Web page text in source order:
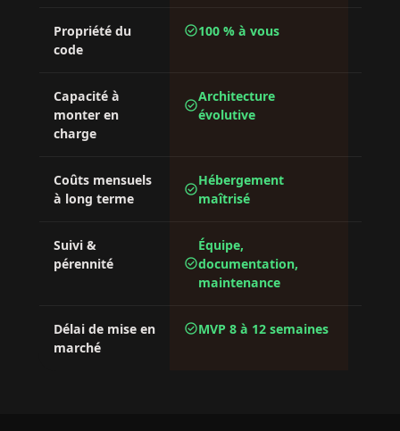
Propriété du
code
check_circle100 % à vous
Capacité à
monter en
charge
check_circle
Architecture
évolutive
Coûts mensuels
à long terme
check_circle
Hébergement
maîtrisé
Suivi &
pérennité
check_circle
Équipe,
documentation,
maintenance
Délai de mise en
marché
check_circleMVP 8 à 12 semaines